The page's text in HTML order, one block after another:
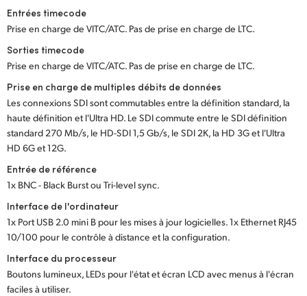
Entrées timecode
Prise en charge de VITC/ATC. Pas de prise en charge de LTC.
Sorties timecode
Prise en charge de VITC/ATC. Pas de prise en charge de LTC.
Prise en charge de multiples débits de données
Les connexions SDI sont commutables entre la définition standard, la
haute définition et l'Ultra HD. Le SDI commute entre le SDI définition
standard 270 Mb/s, le HD-SDI 1,5 Gb/s, le SDI 2K, la HD 3G et l'Ultra
HD 6G et 12G.
Entrée de référence
1x BNC - Black Burst ou Tri-level sync.
Interface de l'ordinateur
1x Port USB 2.0 mini B pour les mises à jour logicielles. 1x Ethernet RJ45
10/100 pour le contrôle à distance et la configuration.
Interface du processeur
Boutons lumineux, LEDs pour l'état et écran LCD avec menus à l'écran
faciles à utiliser.